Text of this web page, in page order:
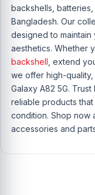
backshells,
Bangladesh. Our
designed to maintain
aesthetics. Whether
backshell , extend
we offer high-
Galaxy A82 5G.
reliable products
condition. Shop now
accessories and